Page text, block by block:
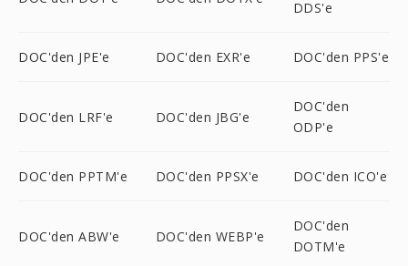
DDS'e
DOC'den JPE'e DOC'den EXR'e DOC'den PPS'e
DOC'den LRF'e DOC'den JBG'e
DOC'den
ODP'e
DOC'den PPTM'e DOC'den PPSX'e DOC'den ICO'e
DOC'den ABW'e DOC'den WEBP'e
DOC'den
DOTM'e